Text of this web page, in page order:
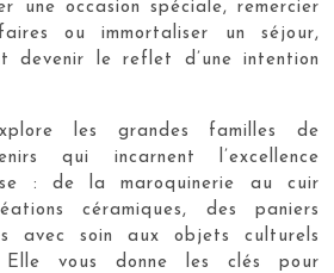
une occasion spéciale, remercier
ou immortaliser un séjour,
devenir le reflet d’une intention
les grandes familles de
qui incarnent l’excellence
: de la maroquinerie au cuir
céramiques, des paniers
avec soin aux objets culturels
vous donne les clés pour